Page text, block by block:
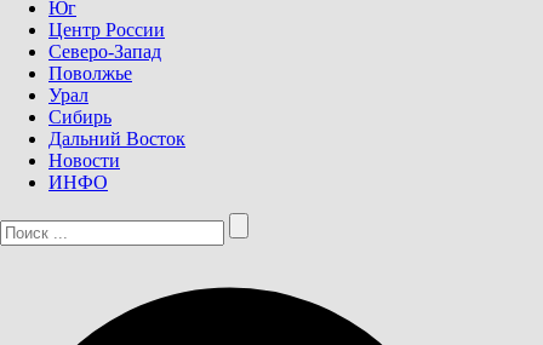
Юг
Центр России
Северо-Запад
Поволжье
Урал
Сибирь
Дальний Восток
Новости
ИНФО